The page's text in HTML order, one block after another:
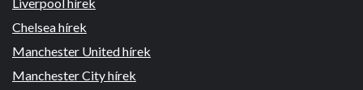
Chelsea hírek
Manchester United hírek
Manchester City hírek